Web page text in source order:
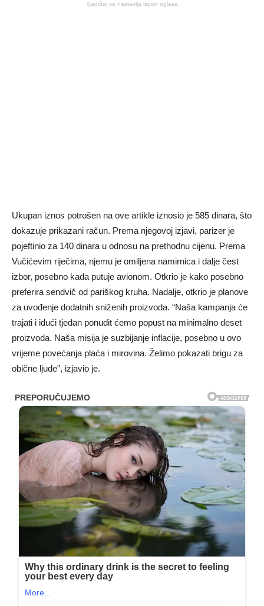
Sadržaj se nastavlja ispod oglasa
Ukupan iznos potrošen na ove artikle iznosio je 585 dinara, što
dokazuje prikazani račun. Prema njegovoj izjavi, parizer je
pojeftinio za 140 dinara u odnosu na prethodnu cijenu. Prema
Vučićevim riječima, njemu je omiljena namirnica i dalje čest
izbor, posebno kada putuje avionom. Otkrio je kako posebno
preferira sendvič od pariškog kruha. Nadalje, otkrio je planove
za uvođenje dodatnih sniženih proizvoda. “Naša kampanja će
trajati i idući tjedan ponudit ćemo popust na minimalno deset
proizvoda. Naša misija je suzbijanje inflacije, posebno u ovo
vrijeme povećanja plaća i mirovina. Želimo pokazati brigu za
obične ljude”, izjavio je.